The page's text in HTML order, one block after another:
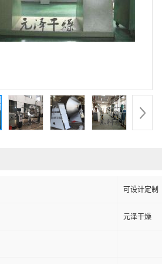
可设计定制
元泽干燥